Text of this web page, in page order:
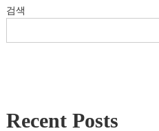
검색
Recent Posts